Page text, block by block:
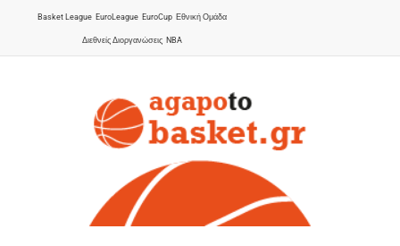
Basket League EuroLeague EuroCup Εθνική Ομάδα
Διεθνείς Διοργανώσεις NBA